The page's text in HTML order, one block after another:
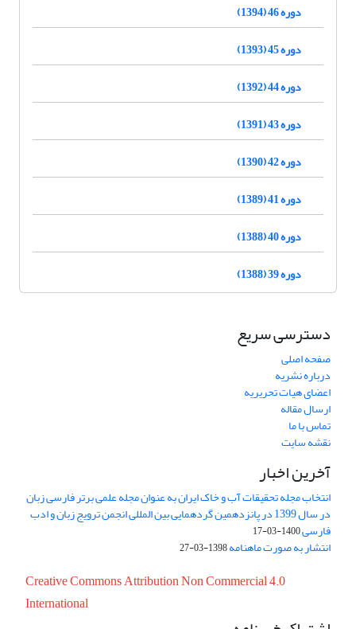
دوره 46 (1394)
دوره 45 (1393)
دوره 44 (1392)
دوره 43 (1391)
دوره 42 (1390)
دوره 41 (1389)
دوره 40 (1388)
دوره 39 (1388)
دسترسی سریع
صفحه اصلی
درباره نشریه
اعضای هیات تحریریه
ارسال مقاله
تماس با ما
نقشه سایت
آخرین اخبار
انتخاب مجله تحقیقات آب و خاک ایران به عنوان مجله علمی برتر فارسی زبان
در سال 1399 در پانزدهمین گردهمایی بین المللی انجمن ترویج زبان و ادب
فارسی1400-03-17
انتشار به صورت ماهنامه1398-03-27
Creative Commons Attribution Non Commercial 4.0
International